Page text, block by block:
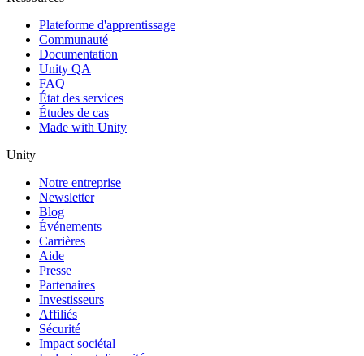
Plateforme d'apprentissage
Communauté
Documentation
Unity QA
FAQ
État des services
Études de cas
Made with Unity
Unity
Notre entreprise
Newsletter
Blog
Événements
Carrières
Aide
Presse
Partenaires
Investisseurs
Affiliés
Sécurité
Impact sociétal